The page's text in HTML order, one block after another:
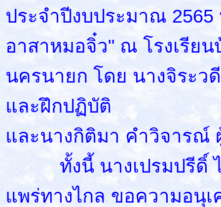
ประจำปีงบประมาณ
อาสาหมอจิ๋ว" ณ โรงเรีย
นครนายก โดย นางจิระ
และฝึกปฏิบัติ
และนางกิติมา คำวิจารณ์
ทั้งนี้ นางเปรมปรีดิ์ ไท
แพร่ทางไกล ขอความอนุ